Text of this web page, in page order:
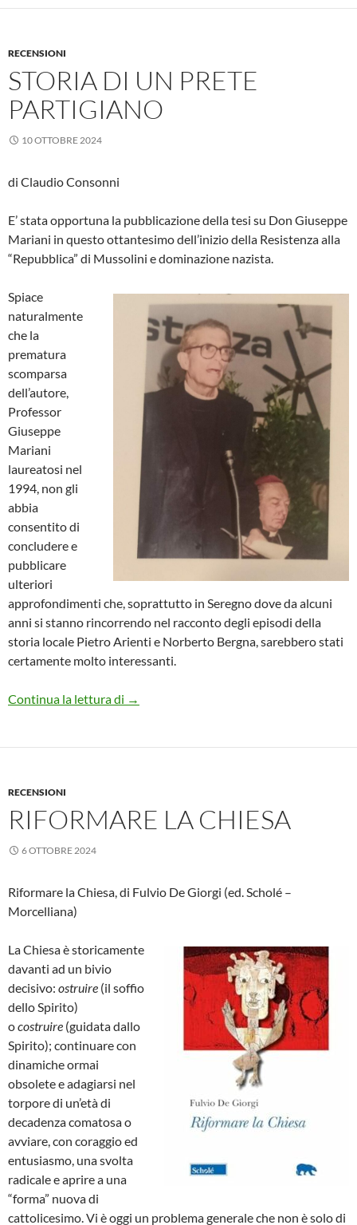
RECENSIONI
STORIA DI UN PRETE
PARTIGIANO
10 OTTOBRE 2024
di Claudio Consonni
E’ stata opportuna la pubblicazione della tesi su Don Giuseppe
Mariani in questo ottantesimo dell’inizio della Resistenza alla
“Repubblica” di Mussolini e dominazione nazista.
Spiace
naturalmente
che la
prematura
scomparsa
dell’autore,
Professor
Giuseppe
Mariani
laureatosi nel
1994, non gli
abbia
consentito di
concludere e
pubblicare
ulteriori
approfondimenti che, soprattutto in Seregno dove da alcuni
anni si stanno rincorrendo nel racconto degli episodi della
storia locale Pietro Arienti e Norberto Bergna, sarebbero stati
certamente molto interessanti.
Continua la lettura di Storia di un prete partigiano
→
RECENSIONI
RIFORMARE LA CHIESA
6 OTTOBRE 2024
Riformare la Chiesa, di Fulvio De Giorgi (ed. Scholé –
Morcelliana)
La Chiesa è storicamente
davanti ad un bivio
decisivo: ostruire (il soffio
dello Spirito)
ocostruire (guidata dallo
Spirito); continuare con
dinamiche ormai
obsolete e adagiarsi nel
torpore di un’età di
decadenza comatosa o
avviare, con coraggio ed
entusiasmo, una svolta
radicale e aprire a una
“forma” nuova di
cattolicesimo. Vi è oggi un problema generale che non è solo di